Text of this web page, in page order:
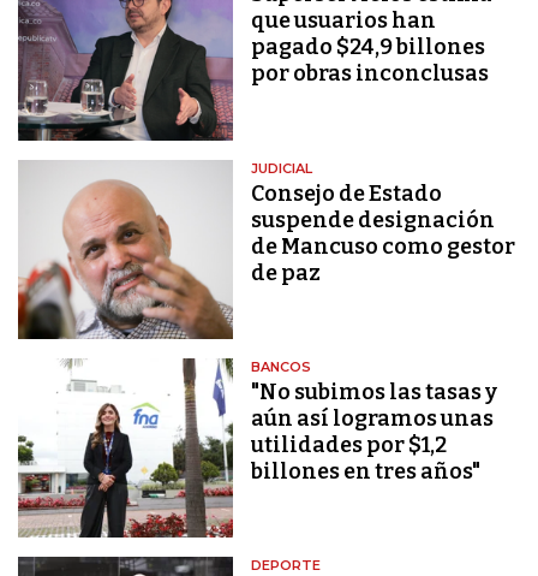
que usuarios han
pagado $24,9 billones
por obras inconclusas
JUDICIAL
Consejo de Estado
suspende designación
de Mancuso como gestor
de paz
BANCOS
"No subimos las tasas y
aún así logramos unas
utilidades por $1,2
billones en tres años"
DEPORTE